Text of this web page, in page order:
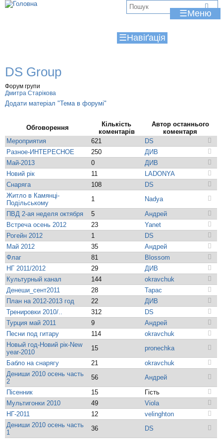
Jump to navigation
☰
☰
DS Group
Форум групи
Дмитра Старікова
Додати матеріал "Тема в форумі"
Обговорення
Кількість
коментарів
Автор останнього
коментаря
Мероприятия
621
DS
Разное-ИНТЕРЕСНОЕ
250
ДИВ
Май-2013
0
ДИВ
Новий рік
11
LADONYA
Снаряга
108
DS
Житло в Камянці-
Подільському
1
Nadya
ПВД 2-ая неделя октября
5
Андрей
Встреча осень 2012
23
Yanet
Рогейн 2012
1
DS
Май 2012
35
Андрей
Флаг
81
Blossom
НГ 2011/2012
29
ДИВ
Культурный канал
144
okravchuk
Денеши_сент2011
28
Tapac
План на 2012-2013 год
22
ДИВ
Тренировки 2010/..
312
DS
Турция май 2011
9
Андрей
Песни под гитару
114
okravchuk
Новый год-Новий рік-New
year-2010
15
pronechka
Бабло на снарягу
21
okravchuk
Дениши 2010 осень часть
2
56
Андрей
Пісенник
15
Гість
Мультигонки 2010
49
Viola
НГ-2011
12
velinghton
Дениши 2010 осень часть
1
36 DS